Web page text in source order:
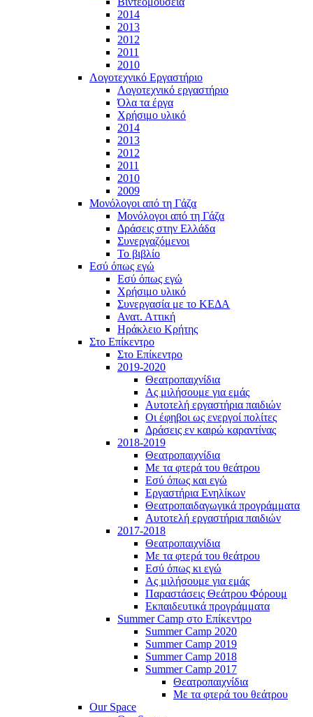
2014
2013
2012
2011
2010
Λογοτεχνικό Εργαστήριο
Λογοτεχνικό εργαστήριο
Όλα τα έργα
Χρήσιμο υλικό
2014
2013
2012
2011
2010
2009
Μονόλογοι από τη Γάζα
Μονόλογοι από τη Γάζα
Δράσεις στην Ελλάδα
Συνεργαζόμενοι
To βιβλίο
Εσύ όπως εγώ
Εσύ όπως εγώ
Χρήσιμο υλικό
Συνεργασία με το ΚΕΔΑ
Ανατ. Αττική
Ηράκλειο Κρήτης
Στο Επίκεντρο
Στο Επίκεντρο
2019-2020
Θεατροπαιχνίδια
Ας μιλήσουμε για εμάς
Αυτοτελή εργαστήρια παιδιών
Οι έφηβοι ως ενεργοί πολίτες
Δράσεις εν καιρώ καραντίνας
2018-2019
Θεατροπαιχνίδια
Με τα φτερά του θεάτρου
Εσύ όπως και εγώ
Εργαστήρια Ενηλίκων
Θεατροπαιδαγωγικά προγράμματα
Αυτοτελή εργαστήρια παιδιών
2017-2018
Θεατροπαιχνίδια
Με τα φτερά του θεάτρου
Εσύ όπως κι εγώ
Ας μιλήσουμε για εμάς
Παραστάσεις Θεάτρου Φόρουμ
Εκπαιδευτικά προγράμματα
Summer Camp στο Επίκεντρο
Summer Camp 2020
Summer Camp 2019
Summer Camp 2018
Summer Camp 2017
Θεατροπαιχνίδια
Με τα φτερά του θεάτρου
Our Space